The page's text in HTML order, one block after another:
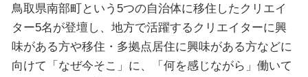
鳥取県南部町という5つの自治体に移住したクリエイ
ター5名が登壇し、地方で活躍するクリエイターに興
味がある方や移住・多拠点居住に興味がある方などに
向けて「なぜ今そこ」に、「何を感じながら」働いて